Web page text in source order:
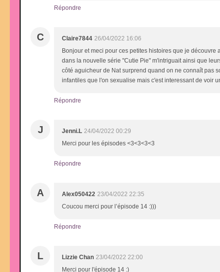
Répondre
C Claire7844 26/04/2022 16:06
Bonjour et meci pour ces petites histoires que je
dans la nouvelle série "Cutie Pie" m'intriguait ainsi que
côté aguicheur de Nat surprend quand on ne connaît pas
infantiles que l'on sexualise mais c'est interessant de voir
Répondre
J Jenni.L 24/04/2022 00:29
Merci pour les épisodes <3<3<3<3
Répondre
A Alex050422 23/04/2022 22:35
Coucou merci pour l’épisode 14 :)))
Répondre
L Lizzie Chan 23/04/2022 22:00
Merci pour l'épisode 14 :)